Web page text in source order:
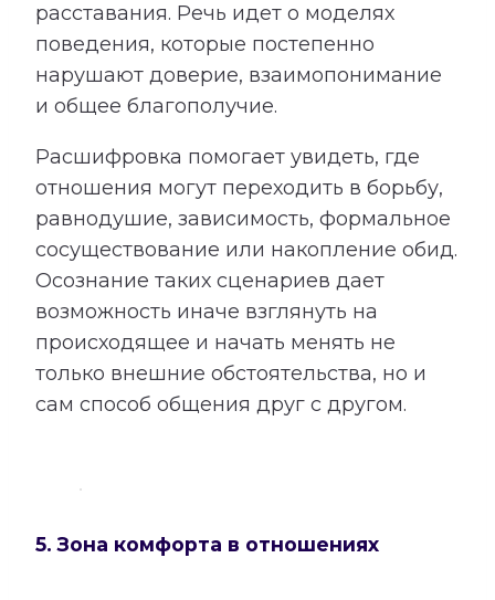
расставания. Речь идет о моделях
поведения, которые постепенно
нарушают доверие, взаимопонимание
и общее благополучие.
Расшифровка помогает увидеть, где
отношения могут переходить в борьбу,
равнодушие, зависимость, формальное
сосуществование или накопление обид.
Осознание таких сценариев дает
возможность иначе взглянуть на
происходящее и начать менять не
только внешние обстоятельства, но и
сам способ общения друг с другом.
5. Зона комфорта в отношениях